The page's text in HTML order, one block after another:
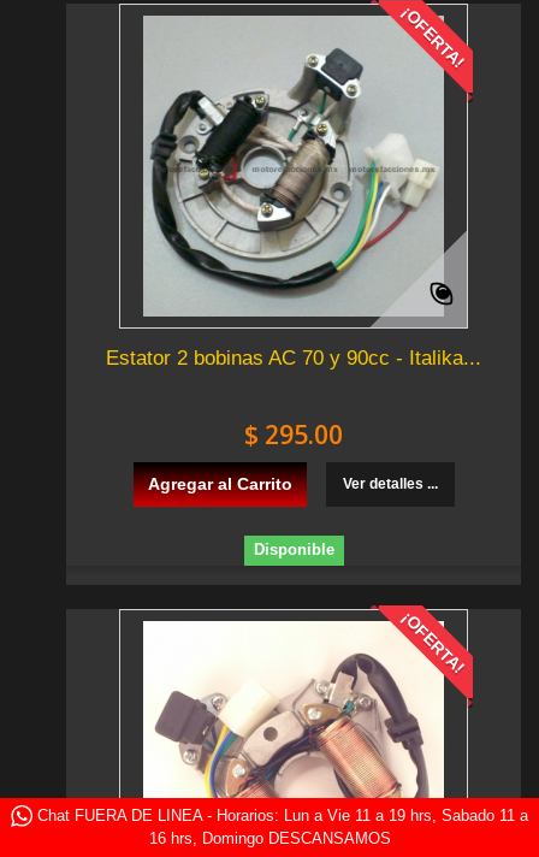
¡OFERTA!
Estator 2 bobinas AC 70 y 90cc - Italika...
$ 295.00
Agregar al Carrito Ver detalles ...
Disponible
¡OFERTA!
Chat FUERA DE LINEA - Horarios: Lun a Vie 11 a 19 hrs, Sabado 11 a
16 hrs, Domingo DESCANSAMOS